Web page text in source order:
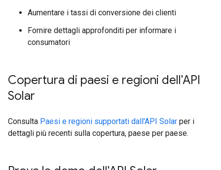
Aumentare i tassi di conversione dei clienti
Fornire dettagli approfonditi per informare i
consumatori
Copertura di paesi e regioni dell'API
Solar
Consulta Paesi e regioni supportati dall'API Solar per i
dettagli più recenti sulla copertura, paese per paese.